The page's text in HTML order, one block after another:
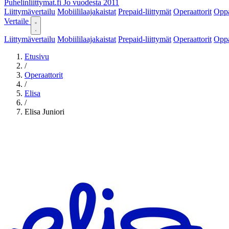
Puhelinliittymat.fi Jo vuodesta 2011
Liittymävertailu Mobiililaajakaistat Prepaid-liittymät Operaattorit
Vertaile
Liittymävertailu Mobiililaajakaistat Prepaid-liittymät Operaattorit
Etusivu
/
Operaattorit
/
Elisa
/
Elisa Juniori